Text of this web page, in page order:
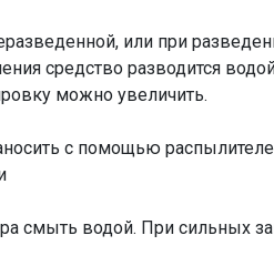
или при
средство разводится
можно увеличить.
с помощью
смыть водой. При сильных